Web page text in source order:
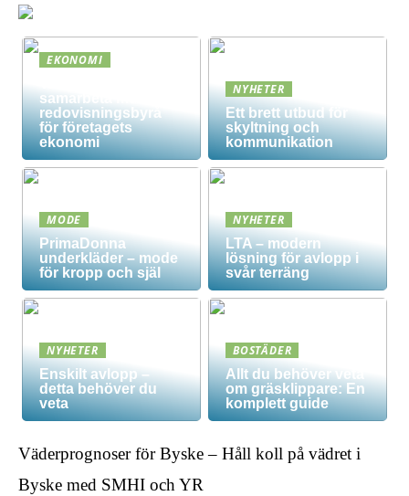
EKONOMI
samarbeta med en
redovisningsbyrå
för företagets
ekonomi
NYHETER
Ett brett utbud för
skyltning och
kommunikation
MODE
PrimaDonna
underkläder – mode
för kropp och själ
NYHETER
LTA – modern
lösning för avlopp i
svår terräng
NYHETER
Enskilt avlopp –
detta behöver du
veta
BOSTÄDER
Allt du behöver veta
om gräsklippare: En
komplett guide
Väderprognoser för Byske – Håll koll på vädret i
Byske med SMHI och YR